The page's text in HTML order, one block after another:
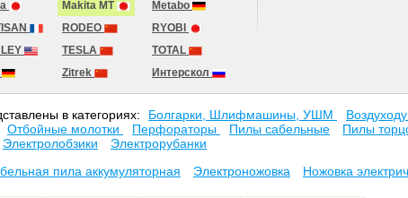
Makita MT
Metabo
RODEO
RYOBI
TESLA
TOTAL
Zitrek Интерскол
в категориях: Болгарки, Шлифмашины, УШМ
Отбойные молотки Перфораторы Пилы сабельные Пилы
Электролобзики
Электрорубанки
пила аккумуляторная Электроножовка Ножовка